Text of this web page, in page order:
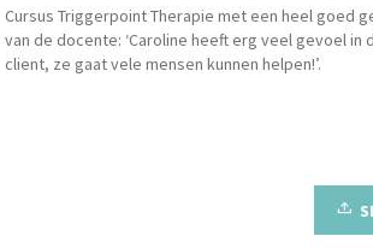
Cursus Triggerpoint Therapie met een heel
van de docente: ‘Caroline heeft erg veel gevoel
client, ze gaat vele mensen kunnen helpen!’.